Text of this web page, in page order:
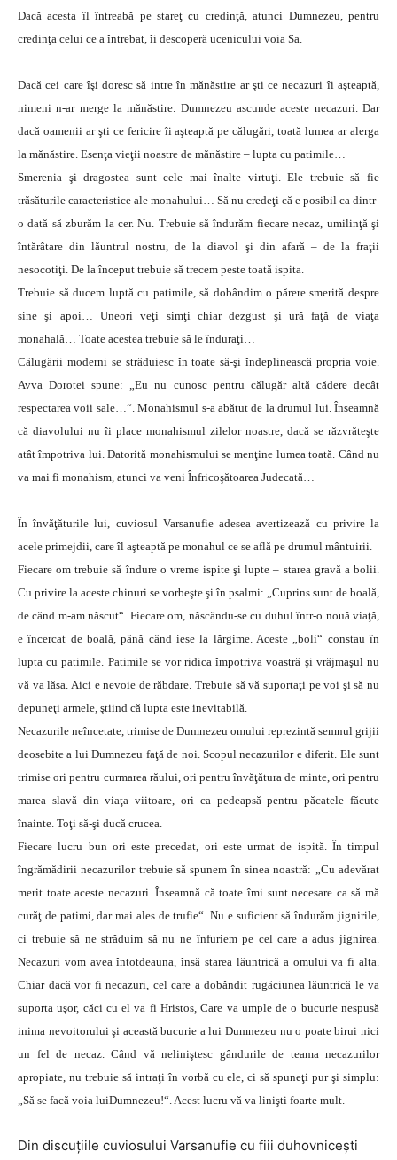
Dacă acesta îl întreabă pe stareţ cu credinţă, atunci Dumnezeu, pentru
credinţa celui ce a întrebat, îi descoperă ucenicului voia Sa.
Dacă cei care îşi doresc să intre în mănăstire ar şti ce necazuri îi aşteaptă,
nimeni n-ar merge la mănăstire. Dumnezeu ascunde aceste necazuri. Dar
dacă oamenii ar şti ce fericire îi aşteaptă pe călugări, toată lumea ar alerga
la mănăstire. Esenţa vieţii noastre de mănăstire – lupta cu patimile…
Smerenia şi dragostea sunt cele mai înalte virtuţi. Ele trebuie să fie
trăsăturile caracteristice ale monahului… Să nu credeţi că e posibil ca dintr-
o dată să zburăm la cer. Nu. Trebuie să îndurăm fiecare necaz, umilinţă şi
întărâtare din lăuntrul nostru, de la diavol şi din afară – de la fraţii
nesocotiţi. De la început trebuie să trecem peste toată ispita.
Trebuie să ducem luptă cu patimile, să dobândim o părere smerită despre
sine şi apoi… Uneori veţi simţi chiar dezgust şi ură faţă de viaţa
monahală… Toate acestea trebuie să le înduraţi…
Călugării moderni se străduiesc în toate să-şi îndeplinească propria voie.
Avva Dorotei spune: „Eu nu cunosc pentru călugăr altă cădere decât
respectarea voii sale…“. Monahismul s-a abătut de la drumul lui. Înseamnă
că diavolului nu îi place monahismul zilelor noastre, dacă se răzvrăteşte
atât împotriva lui. Datorită monahismului se menţine lumea toată. Când nu
va mai fi monahism, atunci va veni Înfricoşătoarea Judecată…
În învăţăturile lui, cuviosul Varsanufie adesea avertizează cu privire la
acele primejdii, care îl aşteaptă pe monahul ce se află pe drumul mântuirii.
Fiecare om trebuie să îndure o vreme ispite şi lupte – starea gravă a bolii.
Cu privire la aceste chinuri se vorbeşte şi în psalmi: „Cuprins sunt de boală,
de când m-am născut“. Fiecare om, născându-se cu duhul într-o nouă viaţă,
e încercat de boală, până când iese la lărgime. Aceste „boli“ constau în
lupta cu patimile. Patimile se vor ridica împotriva voastră şi vrăjmaşul nu
vă va lăsa. Aici e nevoie de răbdare. Trebuie să vă suportaţi pe voi şi să nu
depuneţi armele, ştiind că lupta este inevitabilă.
Necazurile neîncetate, trimise de Dumnezeu omului reprezintă semnul grijii
deosebite a lui Dumnezeu faţă de noi. Scopul necazurilor e diferit. Ele sunt
trimise ori pentru curmarea răului, ori pentru învăţătura de minte, ori pentru
marea slavă din viaţa viitoare, ori ca pedeapsă pentru păcatele făcute
înainte. Toţi să-şi ducă crucea.
Fiecare lucru bun ori este precedat, ori este urmat de ispită. În timpul
îngrămădirii necazurilor trebuie să spunem în sinea noastră: „Cu adevărat
merit toate aceste necazuri. Înseamnă că toate îmi sunt necesare ca să mă
curăţ de patimi, dar mai ales de trufie“. Nu e suficient să îndurăm jignirile,
ci trebuie să ne străduim să nu ne înfuriem pe cel care a adus jignirea.
Necazuri vom avea întotdeauna, însă starea lăuntrică a omului va fi alta.
Chiar dacă vor fi necazuri, cel care a dobândit rugăciunea lăuntrică le va
suporta uşor, căci cu el va fi Hristos, Care va umple de o bucurie nespusă
inima nevoitorului şi această bucurie a lui Dumnezeu nu o poate birui nici
un fel de necaz. Când vă neliniştesc gândurile de teama necazurilor
apropiate, nu trebuie să intraţi în vorbă cu ele, ci să spuneţi pur şi simplu:
„Să se facă voia luiDumnezeu!“. Acest lucru vă va linişti foarte mult.
Din discuţiile cuviosului Varsanufie cu fiii duhovniceşti